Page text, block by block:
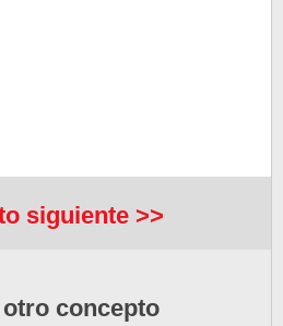
siguiente >>
concepto